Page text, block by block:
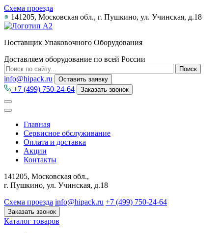
Схема проезда
141205, Московская обл., г. Пушкино, ул. Учинская, д.18
Поставщик Упаковочного Оборудования
Доставляем оборудование по всей России
info@hipack.ru Оставить заявку
+7 (499) 750-24-64 Заказать звонок
Главная
Сервисное обслуживание
Оплата и доставка
Акции
Контакты
141205, Московская обл.,
г. Пушкино, ул. Учинская, д.18
Схема проезда info@hipack.ru +7 (499) 750-24-64
Заказать звонок
Каталог товаров